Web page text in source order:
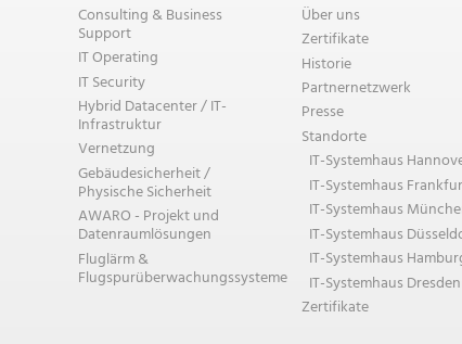
Consulting & Business
Support
IT Operating
IT Security
Hybrid Datacenter / IT-
Infrastruktur
Vernetzung
Gebäudesicherheit /
Physische Sicherheit
AWARO - Projekt und
Datenraumlösungen
Fluglärm &
Flugspurüberwachungssysteme
Über uns
Zertifikate
Historie
Partnernetzwerk
Presse
Standorte
IT-Systemhaus
IT-Systemhaus
IT-Systemhaus
IT-Systemhaus
IT-Systemhaus
IT-Systemhaus Dresden
Zertifikate